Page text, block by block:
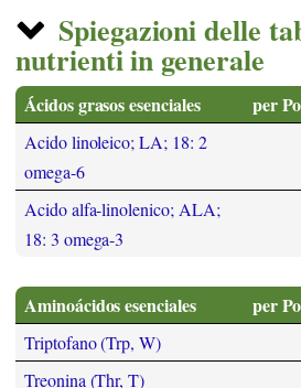
Spiegazioni delle
nutrienti in generale
Ácidos grasos esenciales per
Acido linoleico; LA; 18: 2
omega-6
Acido alfa-linolenico; ALA;
18: 3 omega-3
Aminoácidos esenciales per
Triptofano (Trp, W)
Treonina (Thr, T)